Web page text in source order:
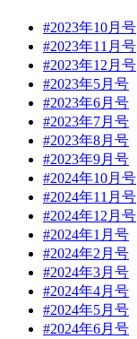
#2023年10月号
#2023年11月号
#2023年12月号
#2023年5月号
#2023年6月号
#2023年7月号
#2023年8月号
#2023年9月号
#2024年10月号
#2024年11月号
#2024年12月号
#2024年1月号
#2024年2月号
#2024年3月号
#2024年4月号
#2024年5月号
#2024年6月号